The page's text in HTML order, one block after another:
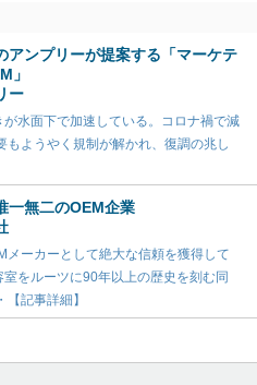
アンプリーが提案する「マーケテ
」
ー
水面下で加速している。コロナ禍で減
ようやく規制が解かれ、復調の兆し
一無二のOEM企業
メーカーとして絶大な信頼を獲得して
をルーツに90年以上の歴史を刻む同
記事詳細】